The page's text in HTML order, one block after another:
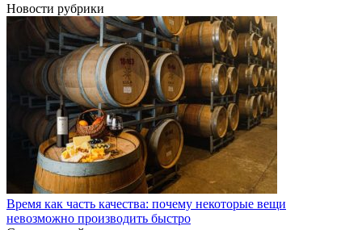
Новости рубрики
Время как часть качества: почему некоторые вещи
невозможно производить быстро